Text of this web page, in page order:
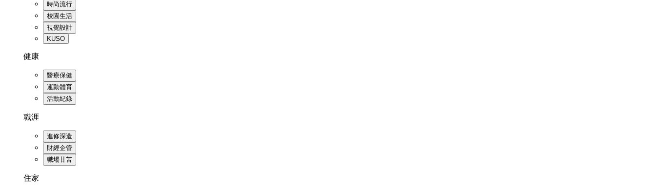
時尚流行
校園生活
視覺設計
KUSO
健康
醫療保健
運動體育
活動紀錄
職涯
進修深造
財經企管
職場甘苦
住家